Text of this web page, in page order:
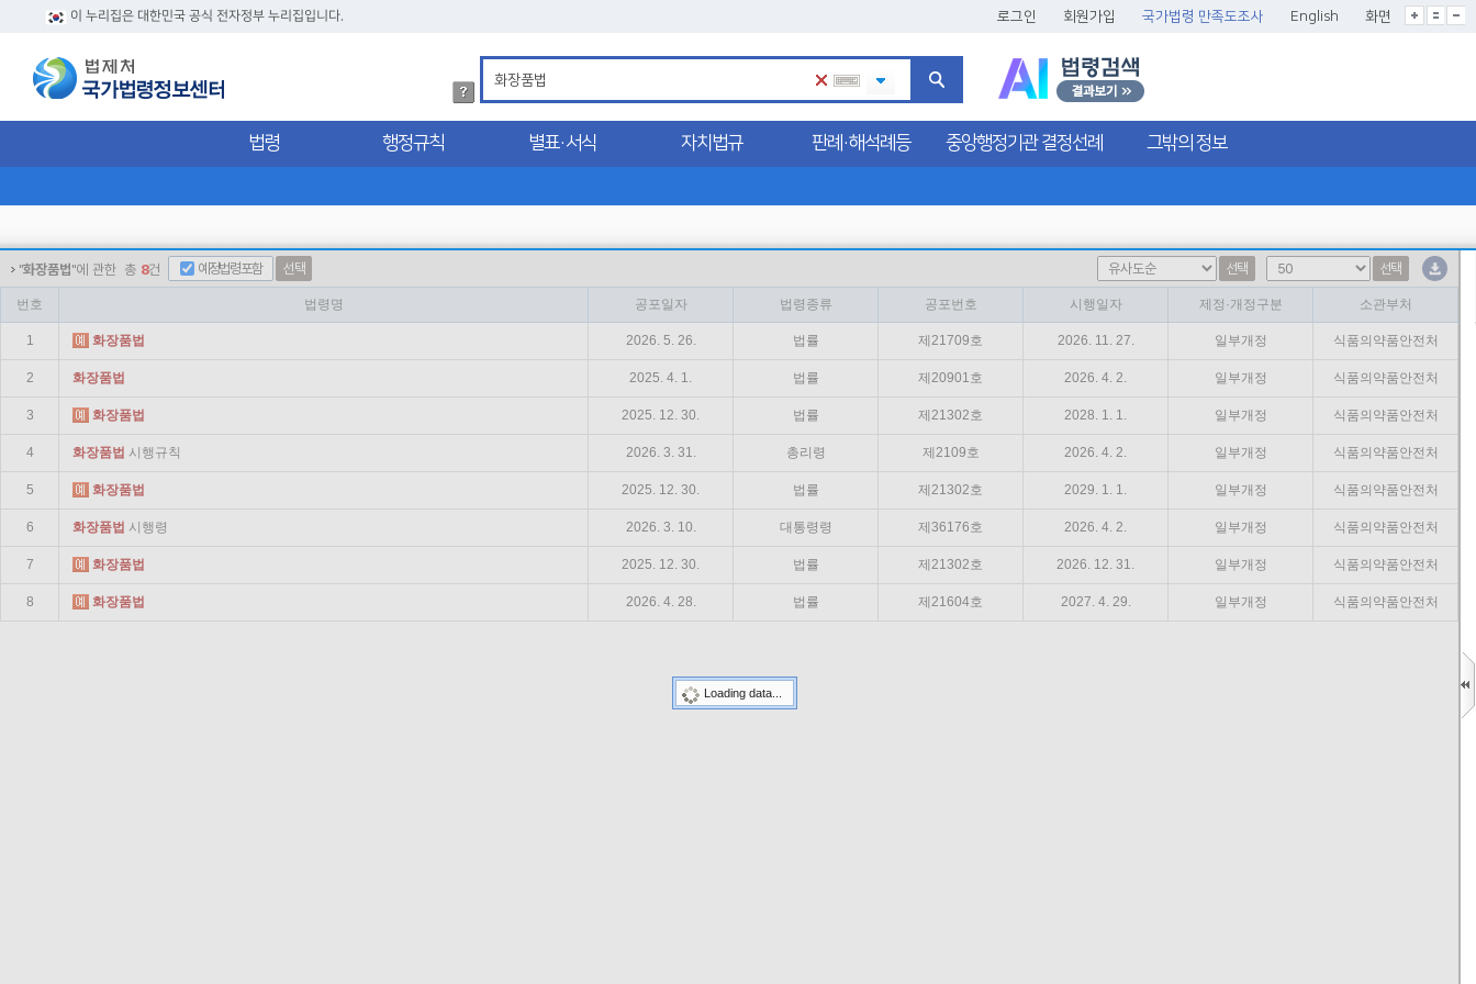
이 누리집은 대한민국 공식 전자정부 누리집입니다. 로그인 회원가입 국가법령 만족도조사 English 화면
글씨크기확대
글씨크기확대초기화
글씨크기축소
법
령
검
법령 행정규칙 별표·서식 자치법규 판례·해석례등 중앙행정기관 결정선례 그밖의 정보
"화장품법"에 관한 총 8건 예정법령포함 선택 선택 선택
번호 법령명 공포일자 법령종류 공포번호 시행일자 제정·개정구분 소관부처
1 화장품법 2026. 5. 26. 법률 제21709호 2026. 11. 27. 일부개정 식품의약품안전처
2 화장품법 2025. 4. 1. 법률 제20901호 2026. 4. 2. 일부개정 식품의약품안전처
3 화장품법 2025. 12. 30. 법률 제21302호 2028. 1. 1. 일부개정 식품의약품안전처
4 화장품법 시행규칙 2026. 3. 31. 총리령 제2109호 2026. 4. 2. 일부개정 식품의약품안전처
5 화장품법 2025. 12. 30. 법률 제21302호 2029. 1. 1. 일부개정 식품의약품안전처
6 화장품법 시행령 2026. 3. 10. 대통령령 제36176호 2026. 4. 2. 일부개정 식품의약품안전처
7 화장품법 2025. 12. 30. 법률 제21302호 2026. 12. 31. 일부개정 식품의약품안전처
8 화장품법 2026. 4. 28. 법률 제21604호 2027. 4. 29. 일부개정 식품의약품안전처
Loading data...